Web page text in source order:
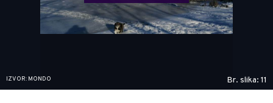
IZVOR: MONDO Br. slika: 11